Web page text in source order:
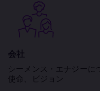
会社
シーメンス・エナジーに
使命、ビジョン